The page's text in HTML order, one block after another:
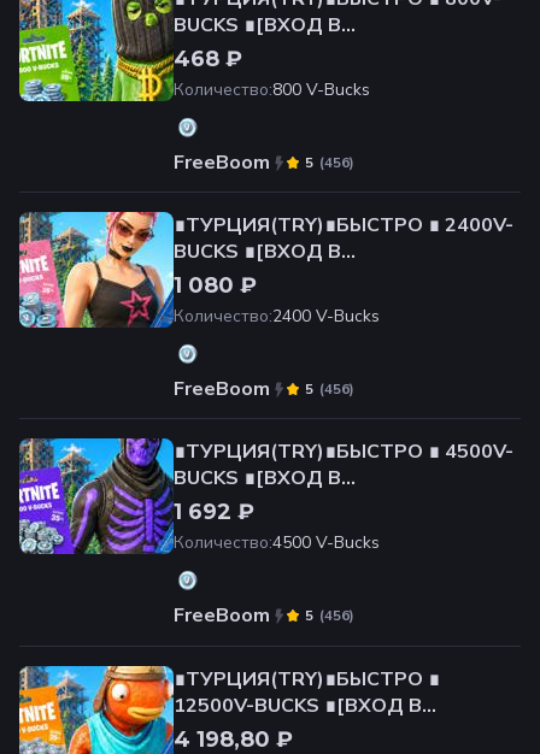
BUCKS ∎[ВХОД В
АККАУНТ]+СМЕНА РЕГИОНА
468 ₽
Количество:800 V-Bucks
FreeBoom (456)
5
∎ТУРЦИЯ(TRY)∎БЫСТРО ∎ 2400V-
BUCKS ∎[ВХОД В
АККАУНТ]+СМЕНА РЕГИОНА
1 080 ₽
Количество:2400 V-Bucks
FreeBoom (456)
5
∎ТУРЦИЯ(TRY)∎БЫСТРО ∎ 4500V-
BUCKS ∎[ВХОД В
АККАУНТ]+СМЕНА РЕГИОНА
1 692 ₽
Количество:4500 V-Bucks
FreeBoom (456)
5
∎ТУРЦИЯ(TRY)∎БЫСТРО ∎
12500V-BUCKS ∎[ВХОД В
АККАУНТ]+СМЕНА РЕГИОНА
4 198,80 ₽